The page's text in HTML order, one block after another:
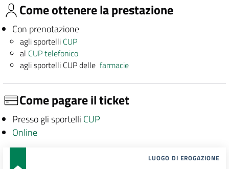
Come ottenere la prestazione
Con prenotazione
agli sportelli CUP
al CUP telefonico
agli sportelli CUP dellefarmacie
Come pagare il ticket
Presso gli sportelli CUP
Online
LUOGO DI EROGAZIONE